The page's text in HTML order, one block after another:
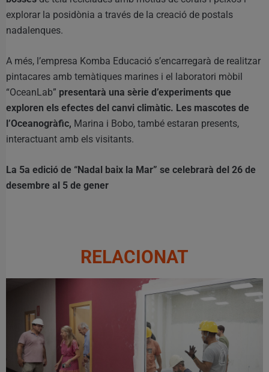
explorar la posidònia a través de la creació de postals
nadalenques.
A més, l’empresa Komba Educació s’encarregarà de realitzar
pintacares amb temàtiques marines i el laboratori mòbil
“OceanLab” presentarà una sèrie d’experiments que
exploren els efectes del canvi climàtic. Les mascotes de
l’Oceanogràfic, Marina i Bobo, també estaran presents,
interactuant amb els visitants.
La 5a edició de “Nadal baix la Mar” se celebrarà del 26 de
desembre al 5 de gener
RELACIONAT